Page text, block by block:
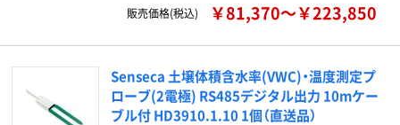
販売価格(税込)
￥81,370～￥223,850
Senseca 土壌体積含水率(VWC)・温度測定プ
ローブ(2電極) RS485デジタル出力 10mケー
ブル付 HD3910.1.10 1個（直送品）